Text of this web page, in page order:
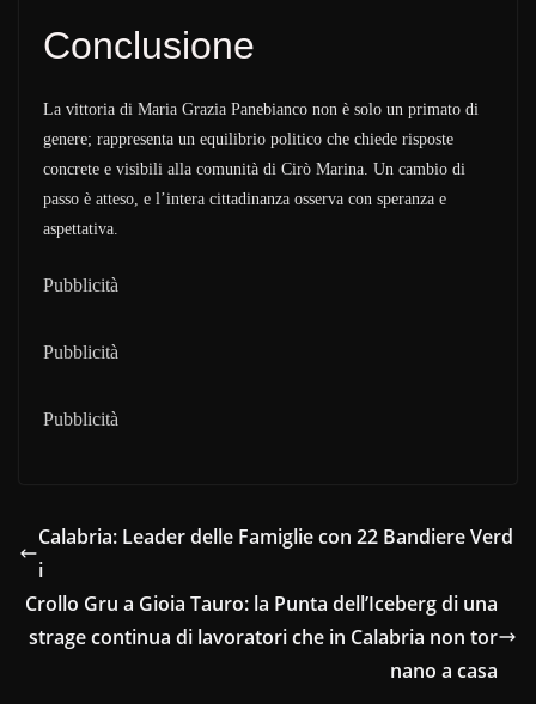
Conclusione
La vittoria di Maria Grazia Panebianco non è solo un primato di
genere; rappresenta un equilibrio politico che chiede risposte
concrete e visibili alla comunità di Cirò Marina. Un cambio di
passo è atteso, e l’intera cittadinanza osserva con speranza e
aspettativa.
Pubblicità
Pubblicità
Pubblicità
Calabria: Leader delle Famiglie con 22 Bandiere Verd
i
Crollo Gru a Gioia Tauro: la Punta dell’Iceberg di una
strage continua di lavoratori che in Calabria non tor
nano a casa